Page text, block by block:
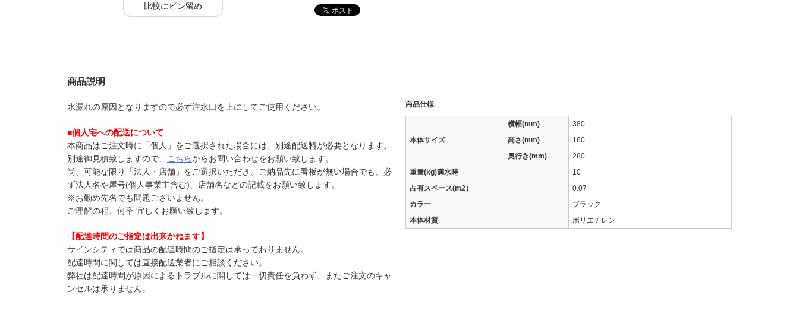
比較にピン留め
商品説明
水漏れの原因となりますので必ず注水口を上にしてご使用ください。
■個人宅への配送について
本商品はご注文時に「個人」をご選択された場合には、別途配送料が必要となります。
別途御見積致しますので、
こちらからお問い合わせをお願い致します。
尚、可能な限り「法人・店舗」をご選択いただき、ご納品先に看板が無い場合でも、必
ず法人名や屋号(個人事業主含む)、店舗名などの記載をお願い致します。
※お勤め先名でも問題ございません。
ご理解の程、何卒 宜しくお願い致します。
【配達時間のご指定は出来かねます】
サインシティでは商品の配達時間のご指定は承っておりません。
配達時間に関しては直接配送業者にご相談ください。
弊社は配達時間が原因によるトラブルに関しては一切責任を負わず、またご注文のキャ
ンセルは承りません。
商品仕様
本体サイズ
横幅(mm)
380
高さ(mm)
160
奥行き(mm)
280
重量(kg)満水時
10
占有スペース(m2）
0.07
カラー
ブラック
本体材質
ポリエチレン